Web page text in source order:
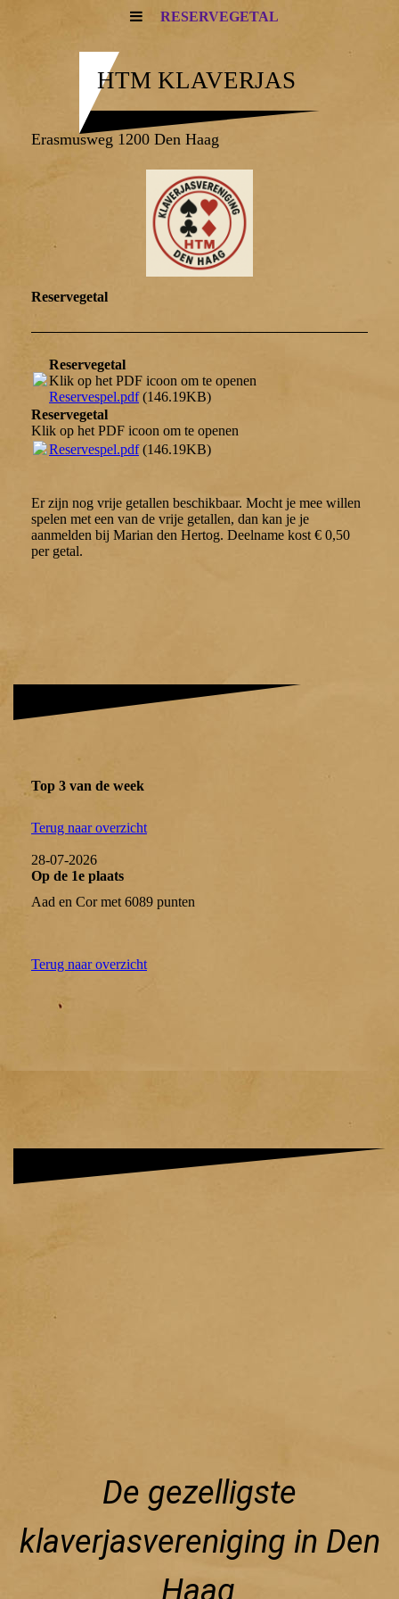
RESERVEGETAL
HTM KLAVERJAS
Erasmusweg 1200 Den Haag
Reservegetal
Reservegetal
Klik op het PDF icoon om te openen
Reservespel.pdf(146.19KB)
Reservegetal
Klik op het PDF icoon om te openen
Reservespel.pdf(146.19KB)
Er zijn nog vrije getallen beschikbaar. Mocht je mee willen
spelen met een van de vrije getallen, dan kan je je
aanmelden bij Marian den Hertog. Deelname kost € 0,50
per getal.
Top 3 van de week
Terug naar overzicht
28-07-2026
Op de 1e plaats
Aad en Cor met 6089 punten
Terug naar overzicht
De gezelligste
klaverjasvereniging in Den
Haag